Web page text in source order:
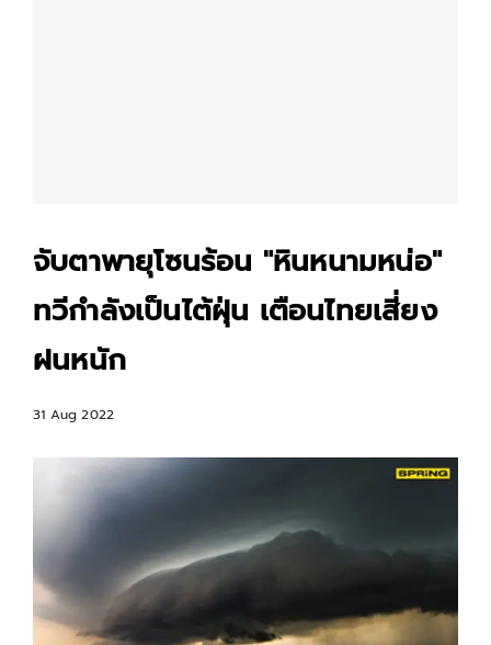
จับตาพายุโซนร้อน "หินหนามหน่อ"
ทวีกำลังเป็นไต้ฝุ่น เตือนไทยเสี่ยง
ฝนหนัก
31 Aug 2022